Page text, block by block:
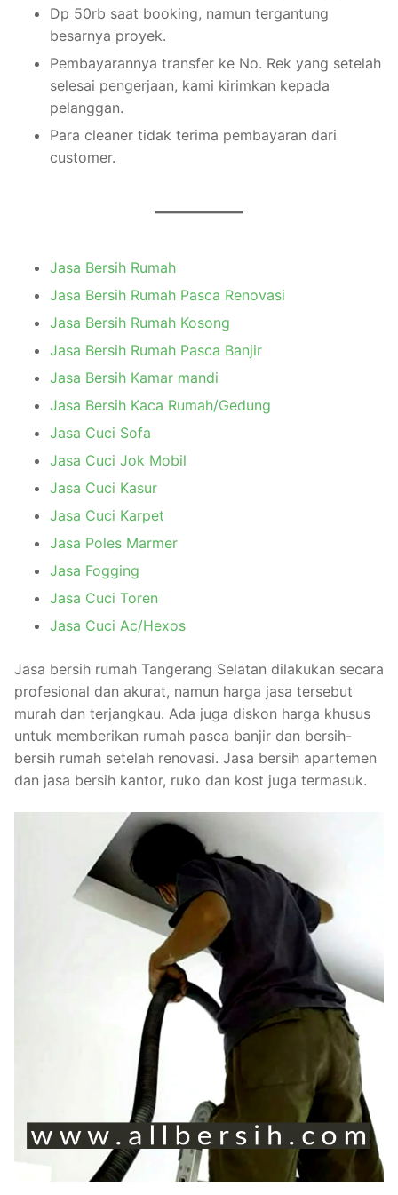
Dp 50rb saat booking, namun tergantung
besarnya proyek.
Pembayarannya transfer ke No. Rek yang setelah
selesai pengerjaan, kami kirimkan kepada
pelanggan.
Para cleaner tidak terima pembayaran dari
customer.
Jasa Bersih Rumah
Jasa Bersih Rumah Pasca Renovasi
Jasa Bersih Rumah Kosong
Jasa Bersih Rumah Pasca Banjir
Jasa Bersih Kamar mandi
Jasa Bersih Kaca Rumah/Gedung
Jasa Cuci Sofa
Jasa Cuci Jok Mobil
Jasa Cuci Kasur
Jasa Cuci Karpet
Jasa Poles Marmer
Jasa Fogging
Jasa Cuci Toren
Jasa Cuci Ac/Hexos
Jasa bersih rumah Tangerang Selatan dilakukan secara
profesional dan akurat, namun harga jasa tersebut
murah dan terjangkau. Ada juga diskon harga khusus
untuk memberikan rumah pasca banjir dan bersih-
bersih rumah setelah renovasi. Jasa bersih apartemen
dan jasa bersih kantor, ruko dan kost juga termasuk.